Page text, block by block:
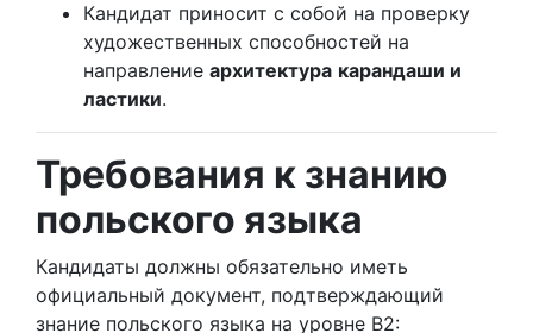
Кандидат приносит с собой на проверку
художественных способностей на
направление архитектура карандаши и
ластики.
Требования к знанию
польского языка
Кандидаты должны обязательно иметь
официальный документ, подтверждающий
знание польского языка на уровне B2: